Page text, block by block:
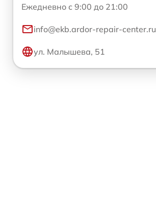
Ежедневно с 9:00 до 21:00
info@ekb.ardor-repair-center.ru
ул. Малышева, 51